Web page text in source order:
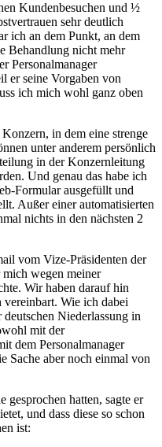
Kundenbesuchen und ½
sehr deutlich
ich an dem Punkt, an dem
Behandlung nicht mehr
Personalmanager
er seine Vorgaben von
ich mich wohl ganz oben
in dem eine strenge
unter anderem persönlich
in der Konzernleitung
Und genau das habe ich
Formular ausgefüllt und
Außer einer automatisierten
nichts in den nächsten 2
vom Vize-Präsidenten der
mich wegen meiner
Wir haben darauf hin
vereinbart. Wie ich dabei
deutschen Niederlassung in
mit der
dem Personalmanager
Sache aber noch einmal von
gesprochen hatten, sagte er
und dass diese so schon
ist: